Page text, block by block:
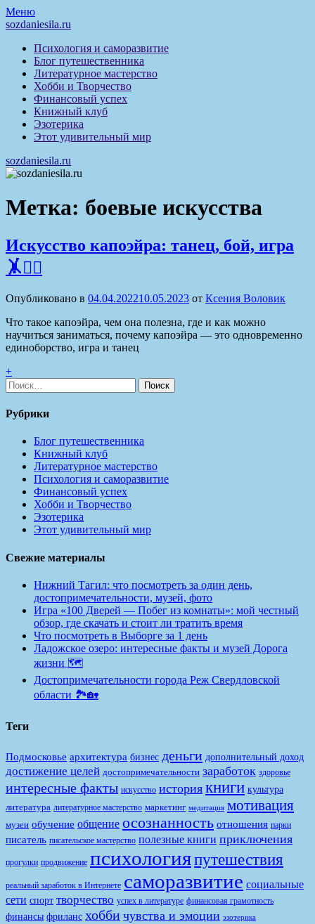
Перейти
к
Меню
sozdaniesila.ru
Психология и саморазвитие
Блог путешественника
Литературное мастерство
Хобби и Творчество
Финансовый успех
Книжный клуб
Эзотерика
Этот удивительный мир
sozdaniesila.ru
Метка: боевые искусства
Искусство капоэйра: танец, бой, игра
🤸🤸‍♂️
Опубликовано в 04.04.202210.05.2023 от Ксения Воловик
Что такое капоэйра, чем она полезна, где и как можно
научиться заниматься, почему капоэйра — это одновременно
единоборство, игра и танец
+
Найти:
Рубрики
Блог путешественника
Книжный клуб
Литературное мастерство
Психология и саморазвитие
Финансовый успех
Хобби и Творчество
Эзотерика
Этот удивительный мир
Свежие материалы
Нижний Тагил: что посмотреть за один день,
достопримечательности, музей, фото
Игра «100 Дверей — Побег из комнаты»: мой честный
обзор, где скачать и стоит ли тратить время
Что посмотреть в Выборге за 1 день
Ладожское озеро: интересные факты и музей Дорога
жизни 🗺️
Достопримечательности города Реж Свердловской
области 🏞️🏡
Теги
Подмосковье архитектура бизнес деньги дополнительный доход
достижение целей достопримечательности заработок здоровье
интересные факты искусство история книги культура
литература литературное мастерство маркетинг медитация мотивация
музеи обучение общение осознанность отношения парки
писатель писательское мастерство полезные книги приключения
прогулки продвижение психологияпутешествия
реальный заработок в Интернете саморазвитие социальные
сети спорт творчество успех в литературе финансовая грамотность
финансы фриланс хобби чувства и эмоции эзотерика